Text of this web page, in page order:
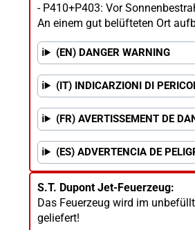
- P410+P403: Vor
An einem gut belüfteten Ort
(EN) DANGER WARNING
(IT) INDICARZIONI DI
(FR) AVERTISSEMENT DE
(ES) ADVERTENCIA DE
S.T. Dupont Jet-Feuerzeug:
Das Feuerzeug wird im
geliefert!